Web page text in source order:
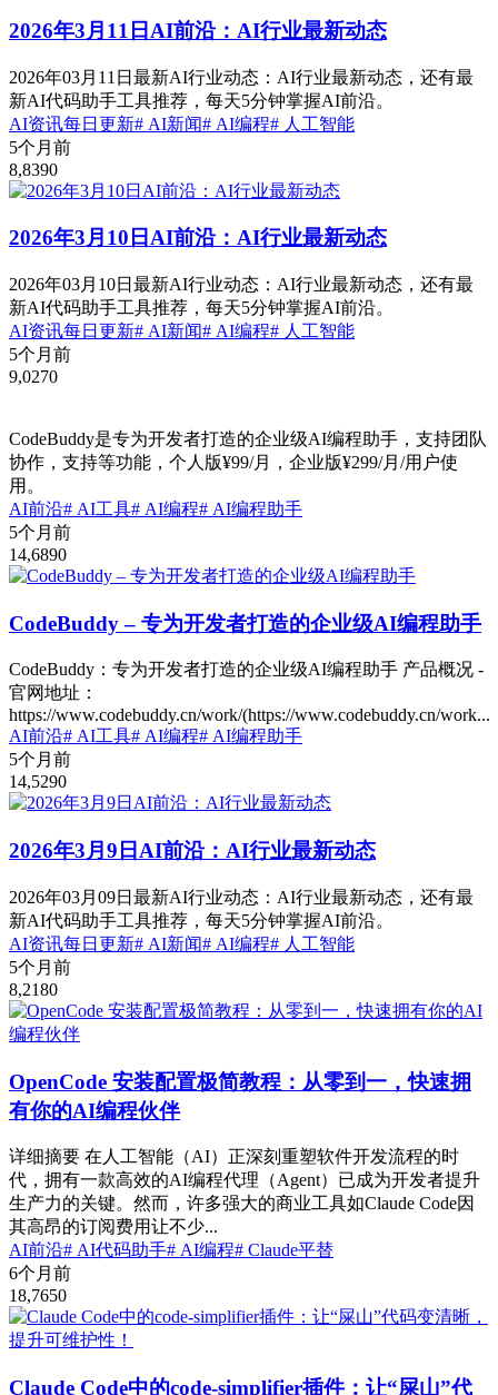
2026年3月11日AI前沿：AI行业最新动态
2026年03月11日最新AI行业动态：AI行业最新动态，还有最
新AI代码助手工具推荐，每天5分钟掌握AI前沿。
AI资讯每日更新# AI新闻# AI编程# 人工智能
5个月前
8,8390
2026年3月10日AI前沿：AI行业最新动态
2026年03月10日最新AI行业动态：AI行业最新动态，还有最
新AI代码助手工具推荐，每天5分钟掌握AI前沿。
AI资讯每日更新# AI新闻# AI编程# 人工智能
5个月前
9,0270
CodeBuddy是专为开发者打造的企业级AI编程助手，支持团队
协作，支持等功能，个人版¥99/月，企业版¥299/月/用户使
用。
AI前沿# AI工具# AI编程# AI编程助手
5个月前
14,6890
CodeBuddy – 专为开发者打造的企业级AI编程助手
CodeBuddy：专为开发者打造的企业级AI编程助手 产品概况 -
官网地址：
https://www.codebuddy.cn/work/(https://www.codebuddy.cn/work...
AI前沿# AI工具# AI编程# AI编程助手
5个月前
14,5290
2026年3月9日AI前沿：AI行业最新动态
2026年03月09日最新AI行业动态：AI行业最新动态，还有最
新AI代码助手工具推荐，每天5分钟掌握AI前沿。
AI资讯每日更新# AI新闻# AI编程# 人工智能
5个月前
8,2180
OpenCode 安装配置极简教程：从零到一，快速拥
有你的AI编程伙伴
详细摘要 在人工智能（AI）正深刻重塑软件开发流程的时
代，拥有一款高效的AI编程代理（Agent）已成为开发者提升
生产力的关键。然而，许多强大的商业工具如Claude Code因
其高昂的订阅费用让不少...
AI前沿# AI代码助手# AI编程# Claude平替
6个月前
18,7650
Claude Code中的code-simplifier插件：让“屎山”代